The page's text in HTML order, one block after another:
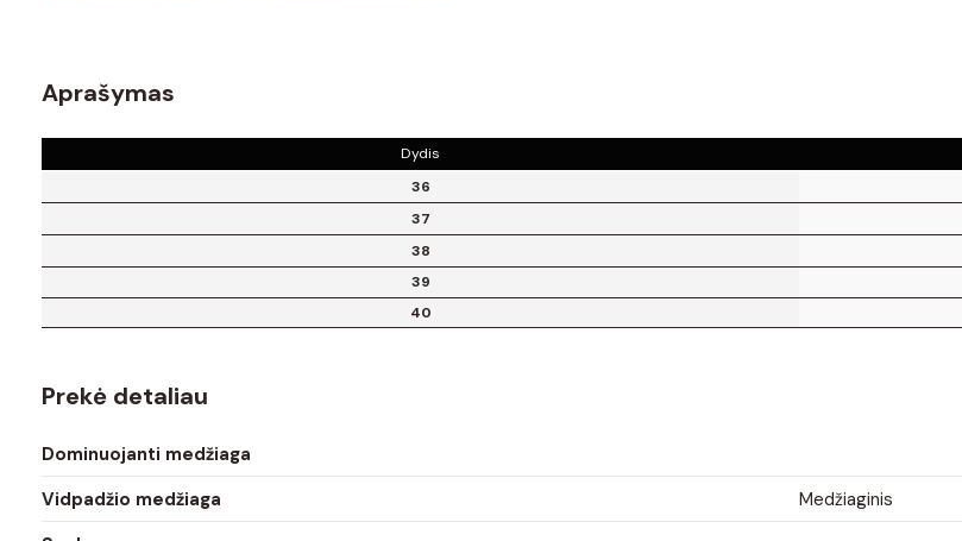
Aprašymas
Dydis
36
37
38
39
40
Prekė detaliau
Dominuojanti medžiaga
Vidpadžio medžiaga
Medžiaginis